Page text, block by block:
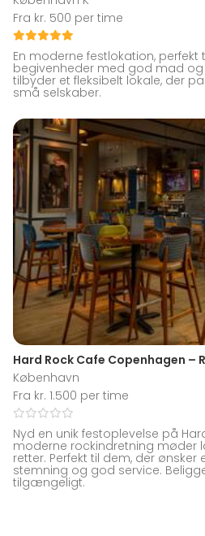
Fra kr. 500 per time
En moderne festlokation, perfekt
begivenheder med god mad og
tilbyder et fleksibelt lokale, der
små selskaber.
Hard Rock Cafe Copenhagen –
København
Fra kr. 1.500 per time
Nyd en unik festoplevelse på
moderne rockindretning møder
retter. Perfekt til dem, der
stemning og god service.
tilgængeligt.